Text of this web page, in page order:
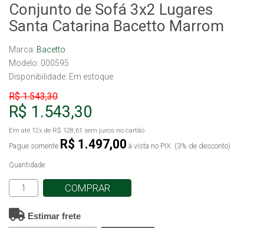
Conjunto de Sofá 3x2 Lugares
Santa Catarina Bacetto Marrom
Marca: Bacetto
Modelo: 000595
Disponibilidade: Em estoque
R$ 1.543,30
R$ 1.543,30
Em até 12x de R$ 128,61 sem juros no cartão
Pague somente R$ 1.497,00 à vista no PIX. (3% de desconto)
Quantidade
COMPRAR
Estimar frete